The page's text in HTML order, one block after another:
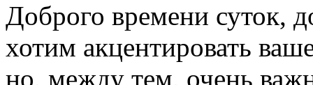
Доброго времени суток,
хотим акцентировать
но, между тем, очень